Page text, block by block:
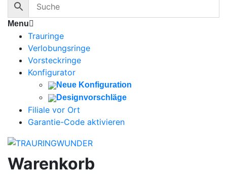
Menu
Trauringe
Verlobungsringe
Vorsteckringe
Konfigurator
Neue Konfiguration
Designvorschläge
Filiale vor Ort
Garantie-Code aktivieren
Warenkorb